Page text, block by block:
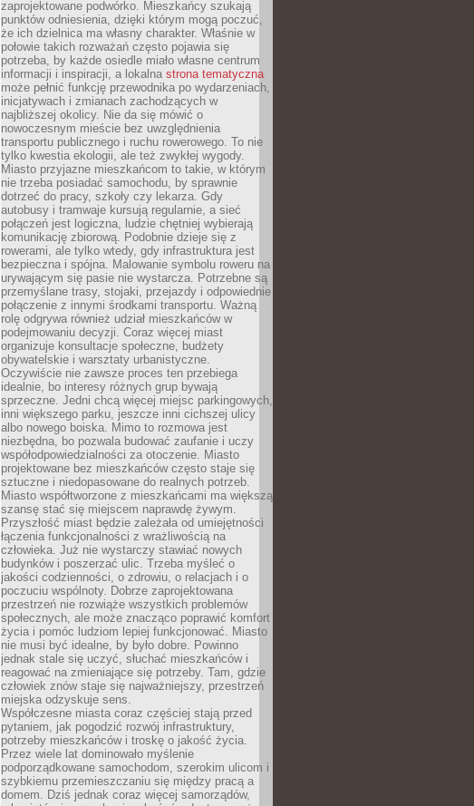
zaprojektowane podwórko. Mieszkańcy szukają
punktów odniesienia, dzięki którym mogą poczuć,
że ich dzielnica ma własny charakter. Właśnie w
połowie takich rozważań często pojawia się
potrzeba, by każde osiedle miało własne centrum
informacji i inspiracji, a lokalna strona tematyczna
może pełnić funkcję przewodnika po wydarzeniach,
inicjatywach i zmianach zachodzących w
najbliższej okolicy. Nie da się mówić o
nowoczesnym mieście bez uwzględnienia
transportu publicznego i ruchu rowerowego. To nie
tylko kwestia ekologii, ale też zwykłej wygody.
Miasto przyjazne mieszkańcom to takie, w którym
nie trzeba posiadać samochodu, by sprawnie
dotrzeć do pracy, szkoły czy lekarza. Gdy
autobusy i tramwaje kursują regularnie, a sieć
połączeń jest logiczna, ludzie chętniej wybierają
komunikację zbiorową. Podobnie dzieje się z
rowerami, ale tylko wtedy, gdy infrastruktura jest
bezpieczna i spójna. Malowanie symbolu roweru na
urywającym się pasie nie wystarcza. Potrzebne są
przemyślane trasy, stojaki, przejazdy i odpowiednie
połączenie z innymi środkami transportu. Ważną
rolę odgrywa również udział mieszkańców w
podejmowaniu decyzji. Coraz więcej miast
organizuje konsultacje społeczne, budżety
obywatelskie i warsztaty urbanistyczne.
Oczywiście nie zawsze proces ten przebiega
idealnie, bo interesy różnych grup bywają
sprzeczne. Jedni chcą więcej miejsc parkingowych,
inni większego parku, jeszcze inni cichszej ulicy
albo nowego boiska. Mimo to rozmowa jest
niezbędna, bo pozwala budować zaufanie i uczy
współodpowiedzialności za otoczenie. Miasto
projektowane bez mieszkańców często staje się
sztuczne i niedopasowane do realnych potrzeb.
Miasto współtworzone z mieszkańcami ma większą
szansę stać się miejscem naprawdę żywym.
Przyszłość miast będzie zależała od umiejętności
łączenia funkcjonalności z wrażliwością na
człowieka. Już nie wystarczy stawiać nowych
budynków i poszerzać ulic. Trzeba myśleć o
jakości codzienności, o zdrowiu, o relacjach i o
poczuciu wspólnoty. Dobrze zaprojektowana
przestrzeń nie rozwiąże wszystkich problemów
społecznych, ale może znacząco poprawić komfort
życia i pomóc ludziom lepiej funkcjonować. Miasto
nie musi być idealne, by było dobre. Powinno
jednak stale się uczyć, słuchać mieszkańców i
reagować na zmieniające się potrzeby. Tam, gdzie
człowiek znów staje się najważniejszy, przestrzeń
miejska odzyskuje sens.
Współczesne miasta coraz częściej stają przed
pytaniem, jak pogodzić rozwój infrastruktury,
potrzeby mieszkańców i troskę o jakość życia.
Przez wiele lat dominowało myślenie
podporządkowane samochodom, szerokim ulicom i
szybkiemu przemieszczaniu się między pracą a
domem. Dziś jednak coraz więcej samorządów,